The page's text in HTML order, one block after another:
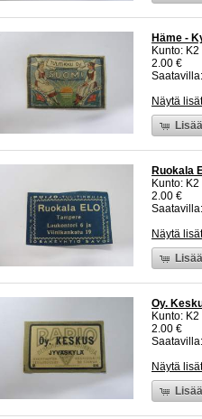
Häme -
Kunto:
2.00 €
Näytä
Ruokala
Kunto:
2.00 €
Näytä
Oy.
Kunto:
2.00 €
Näytä